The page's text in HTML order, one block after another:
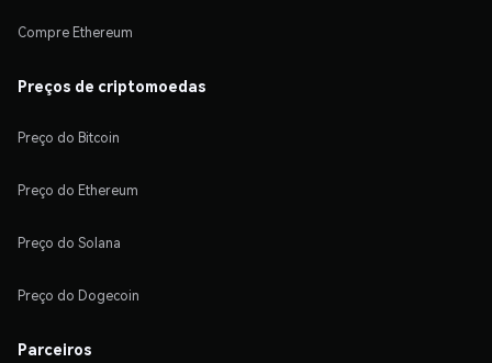
Compre Ethereum
Preços de criptomoedas
Preço do Bitcoin
Preço do Ethereum
Preço do Solana
Preço do Dogecoin
Parceiros